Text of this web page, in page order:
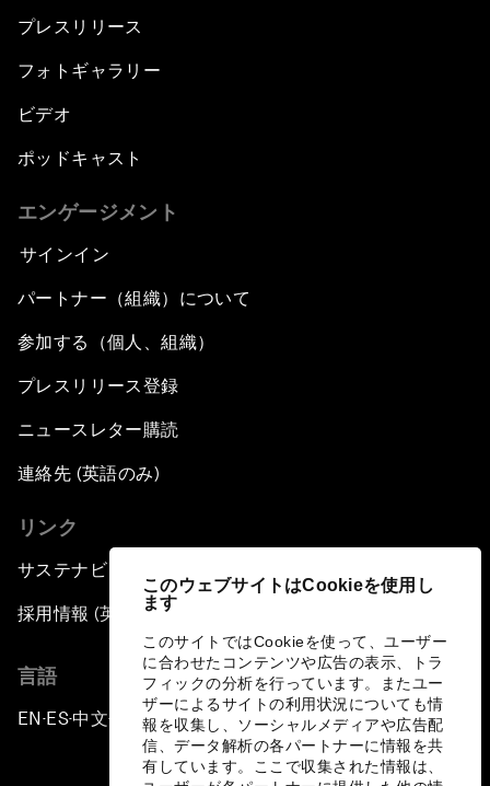
このウェブサイトはCookieを使用し
ます
このサイトではCookieを使って、ユーザー
に合わせたコンテンツや広告の表示、トラ
フィックの分析を行っています。またユー
ザーによるサイトの利用状況についても情
報を収集し、ソーシャルメディアや広告配
信、データ解析の各パートナーに情報を共
有しています。ここで収集された情報は、
プレスリリース
フォトギャラリー
ビデオ
ポッドキャスト
エンゲージメント
サインイン
パートナー（組織）について
参加する（個人、組織）
プレスリリース登録
ニュースレター購読
連絡先 (英語のみ)
リンク
サステナビリティへの取り組み
採用情報 (英語のみ)
言語
EN ▪ ES▪中文▪ 日本語